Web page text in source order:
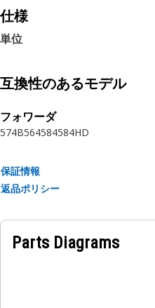
仕様
単位
互換性のあるモデル
フォワーダ
574B564584584HD
保証情報
返品ポリシー
Parts Diagrams